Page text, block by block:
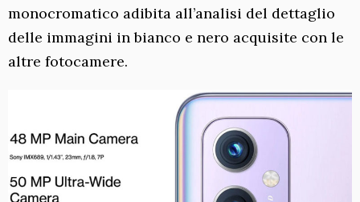
monocromatico adibita all’analisi del dettaglio
delle immagini in bianco e nero acquisite con le
altre fotocamere.